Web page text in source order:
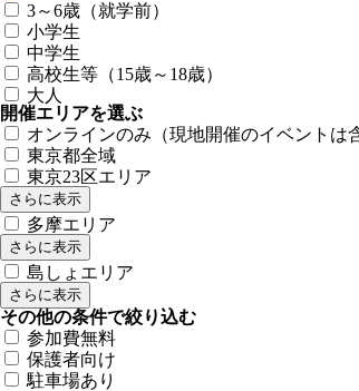
3～6歳（就学前）
小学生
中学生
高校生等（15歳～18歳）
大人
開催エリアを選ぶ
オンラインのみ（現地開催のイベントは
東京都全域
東京23区エリア
さらに表示
多摩エリア
さらに表示
島しょエリア
さらに表示
その他の条件で絞り込む
参加費無料
保護者向け
駐車場あり